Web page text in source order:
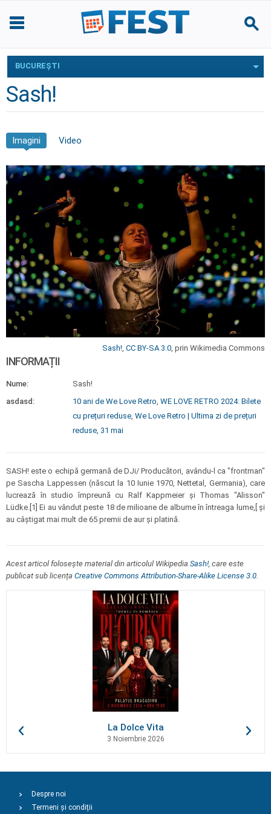
BUCUREŞTI
Sash!
Imagini Video
Sash!, CC BY-SA 3.0, prin Wikimedia Commons
INFORMAȚII
Nume:
Sash!
asdasd:
10 ani de We Love Retro, WE LOVE RETRO 2024: Bilete
cu prețuri reduse, We Love Retro | Ultima zi de prețuri
reduse, 31 mai
SASH! este o echipă germană de DJi/ Producători, avându-l ca "frontman"
pe Sascha Lappessen (născut la 10 Iunie 1970, Nettetal, Germania), care
lucrează în studio împreună cu Ralf Kappmeier și Thomas "Alisson"
Lüdke.[1] Ei au vândut peste 18 de milioane de albume în întreaga lume,[ și
au câștigat mai mult de 65 premii de aur și platină.
Acest articol folosește material din articolul Wikipedia Sash!, care este
publicat sub licența Creative Commons Attribution-Share-Alike License 3.0.
La Dolce Vita
3 Noiembrie 2026
Despre noi
Termeni și condiții